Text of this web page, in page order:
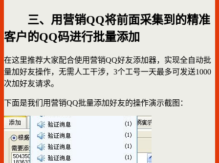
三、用营销QQ将前面采集到的精准
客户的QQ码进行批量添加
在这里推荐大家配合使用营销QQ好友添加器，实现全自动批
量加好友操作，无需人工干涉，3个工号一天最多可发送1000
次加好友请求。
下面是我们用营销QQ批量添加好友的操作演示截图：